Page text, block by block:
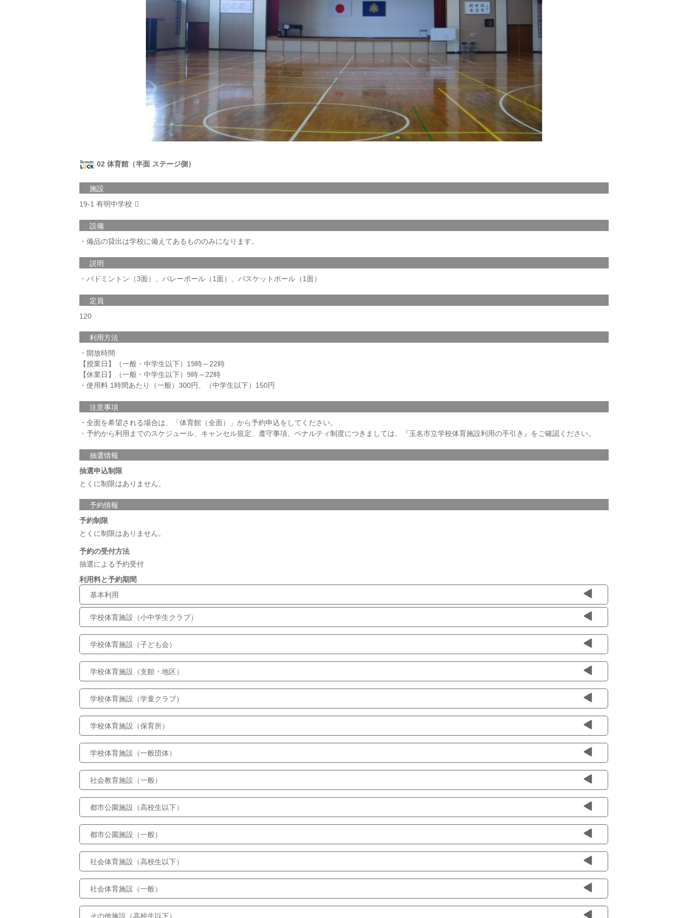
02 体育館（半面 ステージ側）
施設
19-1 有明中学校
設備
・備品の貸出は学校に備えてあるもののみになります。
説明
・バドミントン（3面）、バレーボール（1面）、バスケットボール（1面）
定員
120
利用方法
・開放時間
【授業日】（一般・中学生以下）19時～22時
【休業日】（一般・中学生以下）9時～22時
・使用料 1時間あたり（一般）300円、（中学生以下）150円
注意事項
・全面を希望される場合は、「体育館（全面）」から予約申込をしてください。
・予約から利用までのスケジュール、キャンセル規定、遵守事項、ペナルティ制度につきましては、『玉名市立学校体育施設利用の手引き』をご確認ください。
抽選情報
抽選申込制限
とくに制限はありません。
予約情報
予約制限
とくに制限はありません。
予約の受付方法
抽選による予約受付
利用料と予約期間
基本利用
学校体育施設（小中学生クラブ）
学校体育施設（子ども会）
学校体育施設（支館・地区）
学校体育施設（学童クラブ）
学校体育施設（保育所）
学校体育施設（一般団体）
社会教育施設（一般）
都市公園施設（高校生以下）
都市公園施設（一般）
社会体育施設（高校生以下）
社会体育施設（一般）
その他施設（高校生以下）